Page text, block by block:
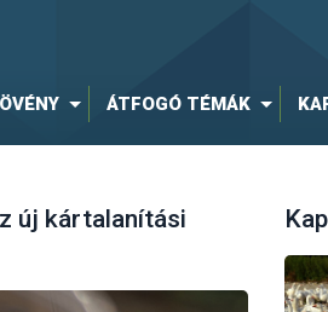
ÁTFOGÓ TÉMÁK
új kártalanítási